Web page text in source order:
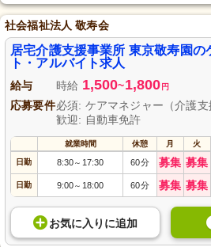
社会福祉法人 敬寿会
居宅介護支援事業所 東京敬寿園の
ト・アルバイト求人
給与 時給 1,500~1,800 円
応募要件必須: ケアマネジャー（介護支
歓迎: 自動車免許
就業時間 休憩 月 火
日勤 8:30～ 17:30 60分 募集 募集
日勤 9:00～ 18:00 60分 募集 募集
お気に入り に追加